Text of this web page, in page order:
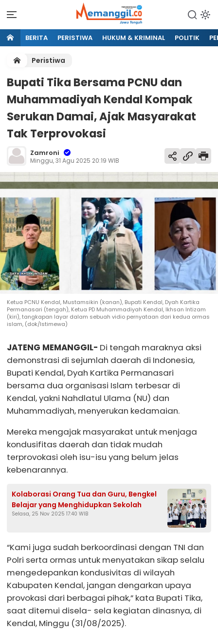
BERITA PERISTIWA HUKUM & KRIMINAL POLITIK
Peristiwa
Bupati Tika Bersama PCNU dan
Muhammadiyah Kendal Kompak
Serukan Damai, Ajak Masyarakat
Tak Terprovokasi
Zamroni
Minggu, 31 Agu 2025 20:19 WIB
Ketua PCNU Kendal, Mustamsikin (kanan), Bupati Kendal, Dyah Kartika
Permanasari (tengah), Ketua PD Muhammadiyah Kendal, Ikhsan Intizam
(kiri), tangkapan layar dalam sebuah vidio pernyataan dari kedua ormas
islam, (dok/Istimewa)
JATENG MEMANGGIL- Di tengah maraknya aksi
demonstrasi di sejumlah daerah di Indonesia,
Bupati Kendal, Dyah Kartika Permanasari
bersama dua organisasi Islam terbesar di
Kendal, yakni Nahdlatul Ulama (NU) dan
Muhammadiyah, menyerukan kedamaian.
Mereka mengajak masyarakat untuk menjaga
kondusifitas daerah dan tidak mudah
terprovokasi oleh isu-isu yang belum jelas
kebenarannya.
Kolaborasi Orang Tua dan Guru, Bengkel
Belajar yang Menghidupkan Sekolah
Selasa, 25 Nov 2025 17:40 WIB
“Kami juga sudah berkoordinasi dengan TNI dan
Polri serta ormas untuk menyatakan sikap selalu
mengedepankan kondusivitas di wilayah
Kabupaten Kendal, jangan dengarkan upaya
provokasi dari berbagai pihak,” kata Bupati Tika,
saat ditemui disela- sela kegiatan dinasnya, di
Kendal, Minggu (31/08/2025).